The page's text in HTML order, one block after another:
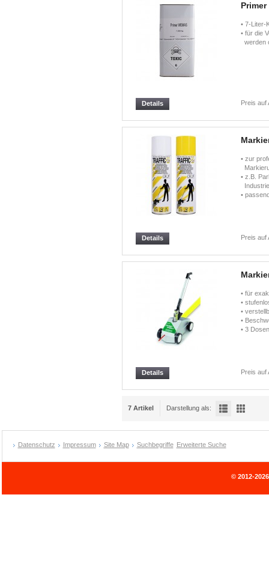
• 7-Liter-
• für die
werden
Preis auf
Details
• zur
• z.B.
•
Preis auf
Details
• für
•
•
•
• 3
Preis auf
Details
7 Artikel Darstellung als:
Datenschutz Impressum Site Map Suchbegriffe Erweiterte Suche
© 2012-